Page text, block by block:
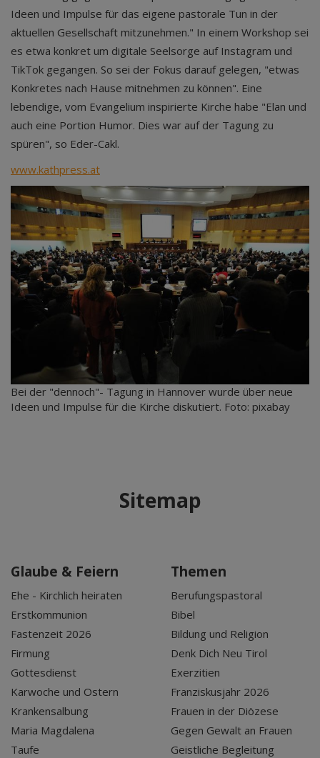
Ideen und Impulse für das eigene pastorale Tun in der
aktuellen Gesellschaft mitzunehmen." In einem Workshop sei
es etwa konkret um digitale Seelsorge auf Instagram und
TikTok gegangen. So sei der Fokus darauf gelegen, "etwas
Konkretes nach Hause mitnehmen zu können". Eine
lebendige, vom Evangelium inspirierte Kirche habe "Elan und
auch eine Portion Humor. Dies war auf der Tagung zu
spüren", so Eder-Cakl.
www.kathpress.at
Bei der "dennoch"- Tagung in Hannover wurde über neue
Ideen und Impulse für die Kirche diskutiert. Foto: pixabay
Sitemap
Glaube & Feiern
Ehe - Kirchlich heiraten
Erstkommunion
Fastenzeit 2026
Firmung
Gottesdienst
Karwoche und Ostern
Krankensalbung
Maria Magdalena
Taufe
Themen
Berufungspastoral
Bibel
Bildung und Religion
Denk Dich Neu Tirol
Exerzitien
Franziskusjahr 2026
Frauen in der Diözese
Gegen Gewalt an Frauen
Geistliche Begleitung